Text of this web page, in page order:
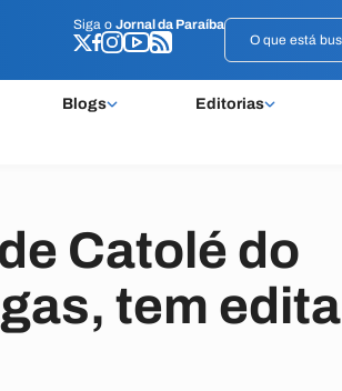
Siga o Jornal da Paraíba
Blogs Editorias
Siga o Jornal da Paraíba
Catolé do
tem edital